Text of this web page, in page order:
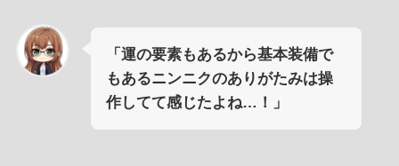
「運の要素もあるから基本装備で
もあるニンニクのありがたみは操
作してて感じたよね…！」